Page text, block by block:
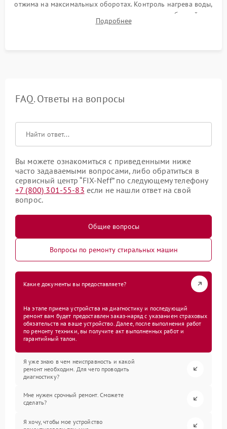
отжима на максимальных оборотах. Контроль нагрева воды,
корректности слива, отсутствия излишних вибраций,
посторонних стуков и протечек под корпусом.
Подробнее
FAQ. Ответы на вопросы
Вы можете ознакомиться с приведенными ниже
часто задаваемыми вопросами, либо обратиться в
сервисный центр “FIX-Neff” по следующему телефону
+7 (800) 301-55-83 если не нашли ответ на свой
вопрос.
Общие вопросы
Вопросы по ремонту стиральных машин
Какие документы вы предоставляете?
На этапе приема устройства на диагностику и последующий
ремонт вам будет предоставлен заказ-наряд с указанием страховых
обязательств на ваше устройство. Далее, после выполнения работ
по ремонту техники, вы получите акт выполненных работ и
гарантийный талон.
Я уже знаю в чем неисправность и какой
ремонт необходим. Для чего проводить
диагностику?
Мне нужен срочный ремонт. Сможете
сделать?
Я хочу, чтобы мое устройство